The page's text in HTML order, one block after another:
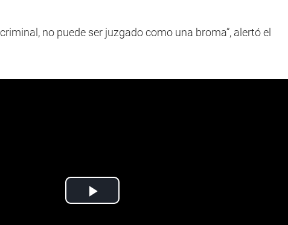
no puede ser juzgado como una broma”, alertó el